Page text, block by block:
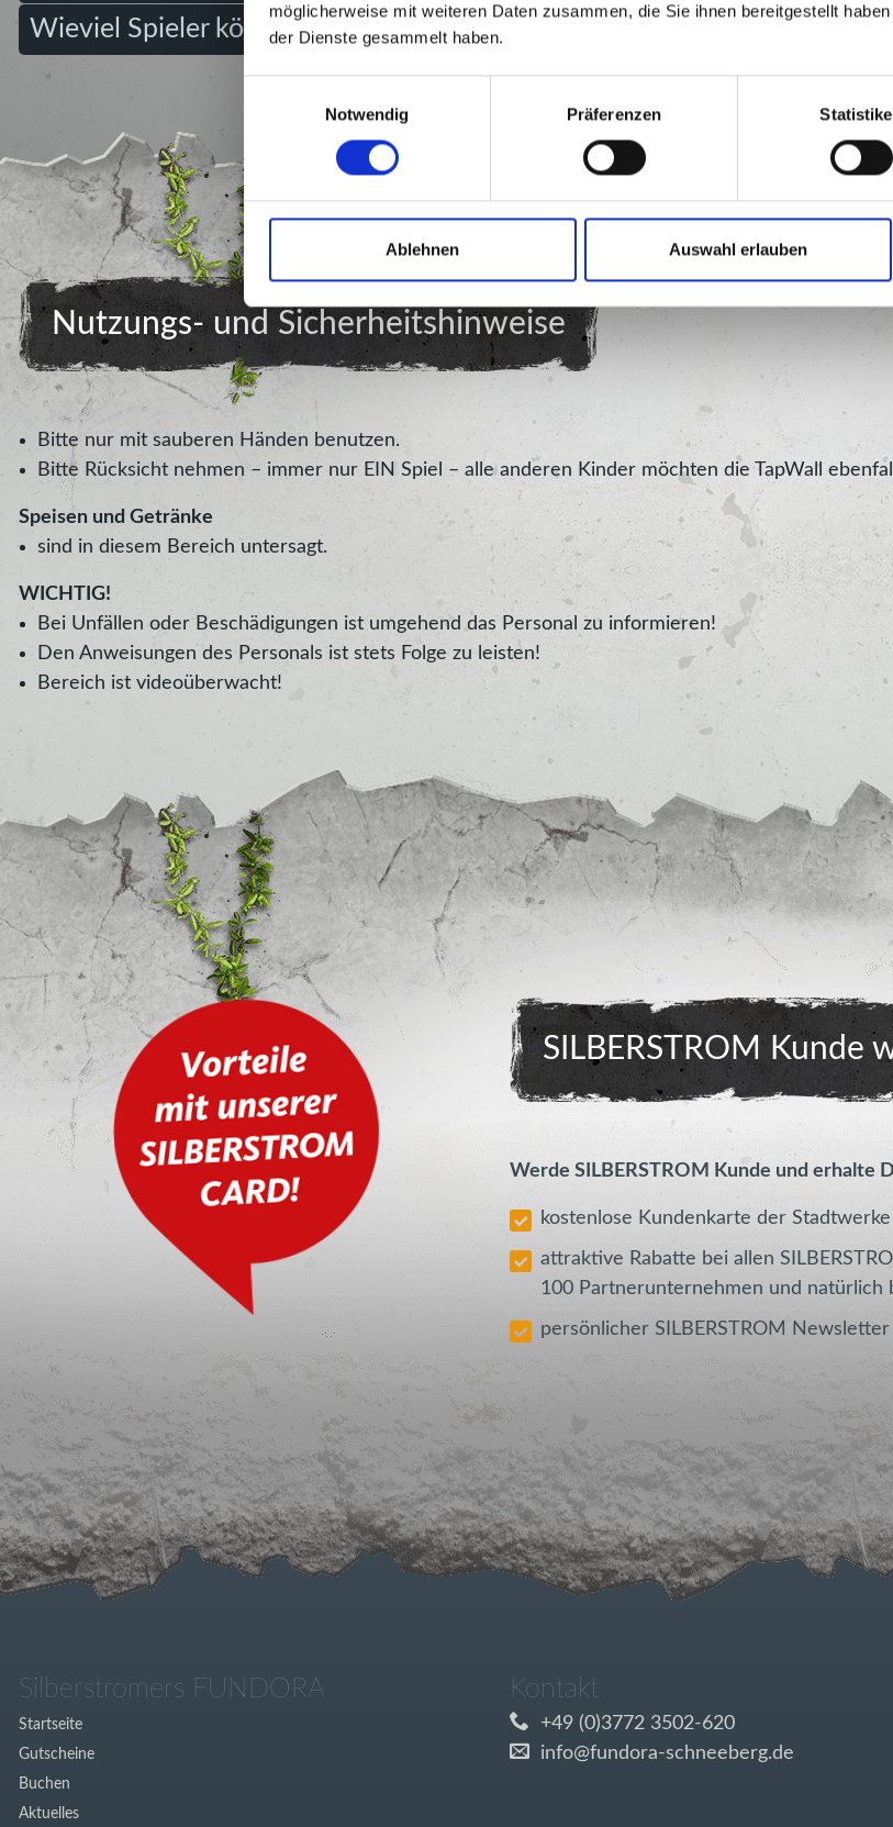
möglicherweise mit weiteren Daten zusammen, die Sie ihnen bereitgestellt
der Dienste gesammelt haben.
Notwendig
Präferenzen
Ablehnen Auswahl erlauben
Wieviel Spieler können maximal gleichzeitig spielen?
Nutzungs- und Sicherheitshinweise
Bitte nur mit sauberen Händen benutzen.
Bitte Rücksicht nehmen – immer nur EIN Spiel – alle anderen Kinder möchten die TapWall
Speisen und Getränke
sind in diesem Bereich untersagt.
WICHTIG!
Bei Unfällen oder Beschädigungen ist umgehend das Personal zu informieren!
Den Anweisungen des Personals ist stets Folge zu leisten!
Bereich ist videoüberwacht!
SILBERSTROM Kunde
Werde SILBERSTROM Kunde und erhalte
kostenlose Kundenkarte der
attraktive Rabatte bei allen
100 Partnerunternehmen und natürlich
persönlicher SILBERSTROM Newsletter
Silberstromers FUNDORA
Startseite
Gutscheine
Buchen
Aktuelles
Kontakt
+49 (0)3772 3502-620
info@fundora-schneeberg.de